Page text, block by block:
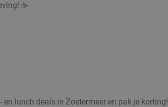
☕
lunch deals in Zoetermeer en pak je korting!